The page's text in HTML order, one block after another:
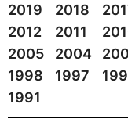
2019
2018
2012
2011
2005
2004
1998
1997
1991